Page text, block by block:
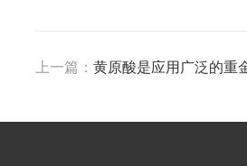
上一篇： 黄原酸是应用广泛的重